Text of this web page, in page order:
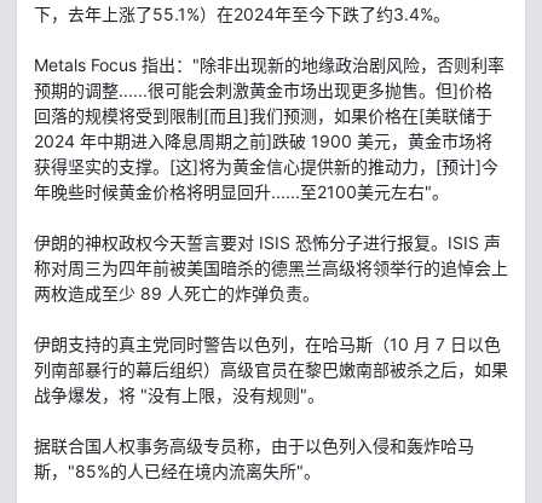
下，去年上涨了55.1%）在2024年至今下跌了约3.4%。
Metals Focus 指出："除非出现新的地缘政治剧风险，否则利率
预期的调整......很可能会刺激黄金市场出现更多抛售。但]价格
回落的规模将受到限制[而且]我们预测，如果价格在[美联储于
2024 年中期进入降息周期之前]跌破 1900 美元，黄金市场将
获得坚实的支撑。[这]将为黄金信心提供新的推动力，[预计]今
年晚些时候黄金价格将明显回升......至2100美元左右"。
伊朗的神权政权今天誓言要对 ISIS 恐怖分子进行报复。ISIS 声
称对周三为四年前被美国暗杀的德黑兰高级将领举行的追悼会上
两枚造成至少 89 人死亡的炸弹负责。
伊朗支持的真主党同时警告以色列，在哈马斯（10 月 7 日以色
列南部暴行的幕后组织）高级官员在黎巴嫩南部被杀之后，如果
战争爆发，将 "没有上限，没有规则"。
据联合国人权事务高级专员称，由于以色列入侵和轰炸哈马
斯，"85%的人已经在境内流离失所"。